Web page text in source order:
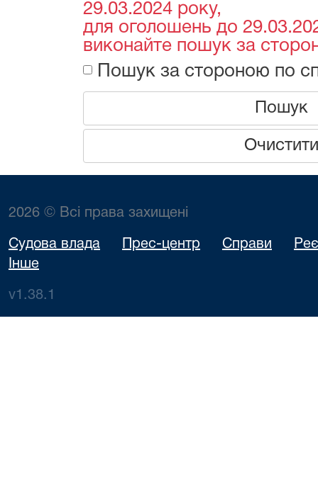
29.03.2024 року,
для оголошень до
виконайте пошук за
Пошук за стороною по
Пошук
Очистити
2026 © Всі права захищені
Судова влада Прес-центр Справи
Інше
v1.38.1